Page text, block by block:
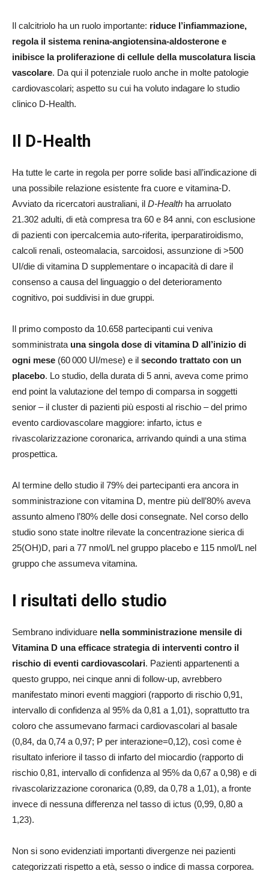
Il calcitriolo ha un ruolo importante: riduce l’infiammazione,
regola il sistema renina-angiotensina-aldosterone e
inibisce la proliferazione di cellule della muscolatura liscia
vascolare. Da qui il potenziale ruolo anche in molte patologie
cardiovascolari; aspetto su cui ha voluto indagare lo studio
clinico D-Health.
Il D-Health
Ha tutte le carte in regola per porre solide basi all’indicazione di
una possibile relazione esistente fra cuore e vitamina-D.
Avviato da ricercatori australiani, il D-Health ha arruolato
21.302 adulti, di età compresa tra 60 e 84 anni, con esclusione
di pazienti con ipercalcemia auto-riferita, iperparatiroidismo,
calcoli renali, osteomalacia, sarcoidosi, assunzione di >500
UI/die di vitamina D supplementare o incapacità di dare il
consenso a causa del linguaggio o del deterioramento
cognitivo, poi suddivisi in due gruppi.
Il primo composto da 10.658 partecipanti cui veniva
somministrata una singola dose di vitamina D all’inizio di
ogni mese (60 000 UI/mese) e il secondo trattato con un
placebo. Lo studio, della durata di 5 anni, aveva come primo
end point la valutazione del tempo di comparsa in soggetti
senior – il cluster di pazienti più esposti al rischio – del primo
evento cardiovascolare maggiore: infarto, ictus e
rivascolarizzazione coronarica, arrivando quindi a una stima
prospettica.
Al termine dello studio il 79% dei partecipanti era ancora in
somministrazione con vitamina D, mentre più dell’80% aveva
assunto almeno l’80% delle dosi consegnate. Nel corso dello
studio sono state inoltre rilevate la concentrazione sierica di
25(OH)D, pari a 77 nmol/L nel gruppo placebo e 115 nmol/L nel
gruppo che assumeva vitamina.
I risultati dello studio
Sembrano individuare nella somministrazione mensile di
Vitamina D una efficace strategia di interventi contro il
rischio di eventi cardiovascolari. Pazienti appartenenti a
questo gruppo, nei cinque anni di follow-up, avrebbero
manifestato minori eventi maggiori (rapporto di rischio 0,91,
intervallo di confidenza al 95% da 0,81 a 1,01), soprattutto tra
coloro che assumevano farmaci cardiovascolari al basale
(0,84, da 0,74 a 0,97; P per interazione=0,12), così come è
risultato inferiore il tasso di infarto del miocardio (rapporto di
rischio 0,81, intervallo di confidenza al 95% da 0,67 a 0,98) e di
rivascolarizzazione coronarica (0,89, da 0,78 a 1,01), a fronte
invece di nessuna differenza nel tasso di ictus (0,99, 0,80 a
1,23).
Non si sono evidenziati importanti divergenze nei pazienti
categorizzati rispetto a età, sesso o indice di massa corporea.